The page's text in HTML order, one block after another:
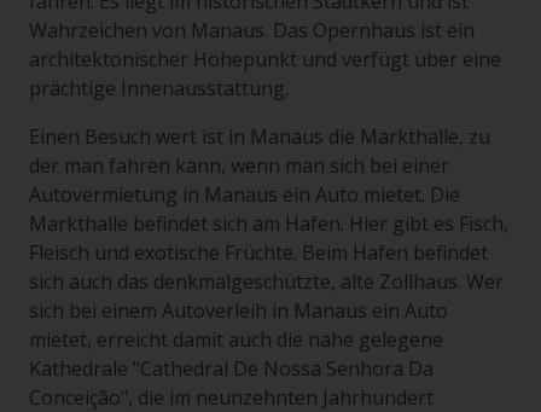
Wahrzeichen von Manaus. Das Opernhaus ist ein
architektonischer Höhepunkt und verfügt über eine
prächtige Innenausstattung.
Einen Besuch wert ist in Manaus die Markthalle, zu
der man fahren kann, wenn man sich bei einer
Autovermietung in Manaus ein Auto mietet. Die
Markthalle befindet sich am Hafen. Hier gibt es Fisch,
Fleisch und exotische Früchte. Beim Hafen befindet
sich auch das denkmalgeschützte, alte Zollhaus. Wer
sich bei einem Autoverleih in Manaus ein Auto
mietet, erreicht damit auch die nahe gelegene
Kathedrale "Cathedral De Nossa Senhora Da
Conceição", die im neunzehnten Jahrhundert